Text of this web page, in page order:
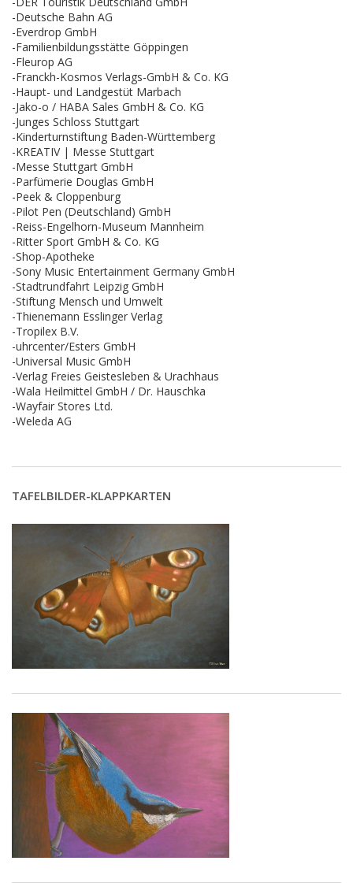
-Deutsche Bahn AG
-Everdrop GmbH
-Familienbildungsstätte Göppingen
-Fleurop AG
-Franckh-Kosmos Verlags-GmbH & Co. KG
-Haupt- und Landgestüt Marbach
-Jako-o / HABA Sales GmbH & Co. KG
-Junges Schloss Stuttgart
-Kinderturnstiftung Baden-Württemberg
-KREATIV | Messe Stuttgart
-Messe Stuttgart GmbH
-Parfümerie Douglas GmbH
-Peek & Cloppenburg
-Pilot Pen (Deutschland) GmbH
-Reiss-Engelhorn-Museum Mannheim
-Ritter Sport GmbH & Co. KG
-Shop-Apotheke
-Sony Music Entertainment Germany GmbH
-Stadtrundfahrt Leipzig GmbH
-Stiftung Mensch und Umwelt
-Thienemann Esslinger Verlag
-Tropilex B.V.
-uhrcenter/Esters GmbH
-Universal Music GmbH
-Verlag Freies Geistesleben & Urachhaus
-Wala Heilmittel GmbH / Dr. Hauschka
-Wayfair Stores Ltd.
-Weleda AG
TAFELBILDER-KLAPPKARTEN